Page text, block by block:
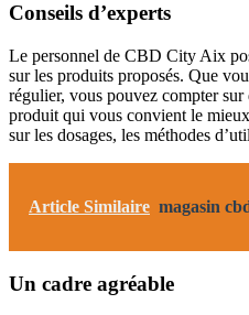
Conseils d’experts
Le personnel de CBD City Aix
sur les produits proposés. Que
régulier, vous pouvez compter
produit qui vous convient le
sur les dosages, les méthodes
Article Similaire magasin
Un cadre agréable